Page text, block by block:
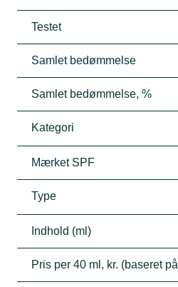
Testet
Samlet bedømmelse
Samlet bedømmelse, %
Kategori
Mærket SPF
Type
Indhold (ml)
Pris per 40 ml, kr. (baseret